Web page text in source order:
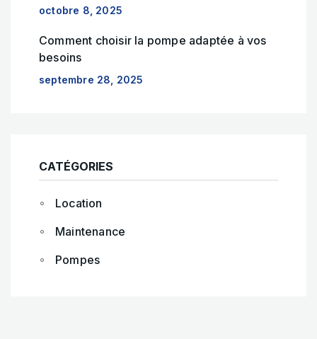
octobre 8, 2025
Comment choisir la pompe adaptée à vos
besoins
septembre 28, 2025
CATÉGORIES
Location
Maintenance
Pompes